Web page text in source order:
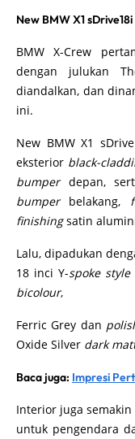
New BMW X1 sDrive18i
BMW X-Crew
dengan julukan
diandalkan, dan
ini.
New BMW X1
eksterior black-
bumperdepan,
bumperbelakang,
finishingsatin
Lalu, dipadukan
18 inci Y-spoke style
bicolour,
Ferric Grey dan
Oxide Silver dark
Baca juga: Impresi
Interior juga
untuk pengendara